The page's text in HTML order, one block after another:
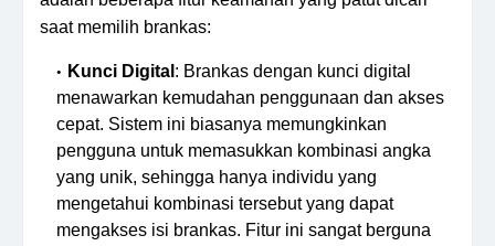
saat memilih brankas:
Kunci Digital : Brankas dengan kunci digital
menawarkan kemudahan penggunaan dan akses
cepat. Sistem ini biasanya memungkinkan
pengguna untuk memasukkan kombinasi angka
yang unik, sehingga hanya individu yang
mengetahui kombinasi tersebut yang dapat
mengakses isi brankas. Fitur ini sangat berguna